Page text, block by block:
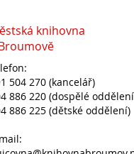
knihovna
504 270 (kancelář)
886 220 (dospělé
886 225 (dětské oddělení)